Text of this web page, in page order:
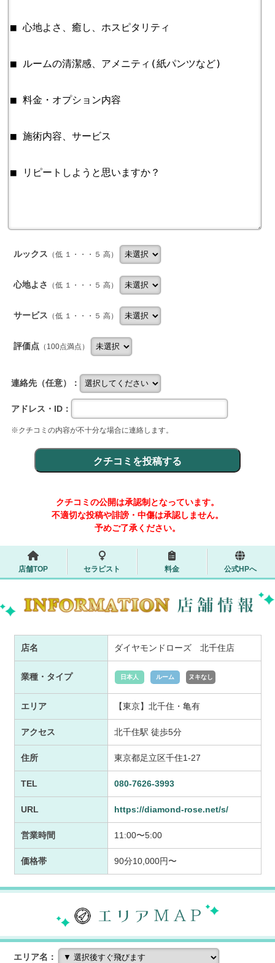
ルックス （低 １・・・５ 高）
心地よさ （低 １・・・５ 高）
サービス （低 １・・・５ 高）
評価点 （100点満点）
連絡先（任意）：
アドレス・ID：
※クチコミの内容が不十分な場合に連絡します。
クチコミの公開は承認制となっています。
不適切な投稿や誹謗・中傷は承認しません。
予めご了承ください。
店舗TOP セラピスト 料金 公式HPへ
店名 ダイヤモンドローズ 北千住店
業種・タイプ 日本人 ルーム ヌキなし
エリア 【東京】北千住・亀有
アクセス 北千住駅 徒歩5分
住所 東京都足立区千住1-27
TEL 080-7626-3993
URL https://diamond-rose.net/s/
営業時間 11:00〜5:00
価格帯 90分10,000円〜
エリア名：